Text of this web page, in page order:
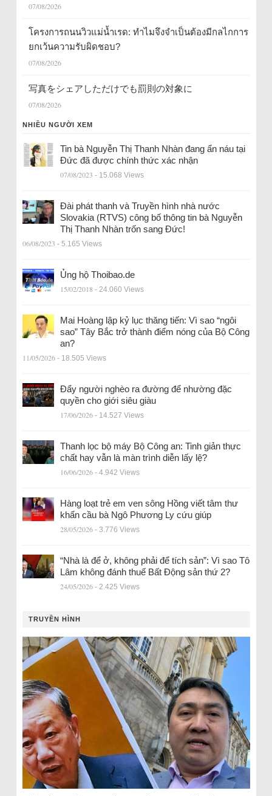
07/08/2026
โครงการถนนวิวแม่น้ำเรด: ทำไมจึงจำเป็นต้องมีกลไกการ
ยกเว้นความรับผิดชอบ?
07/08/2026
写真をシェアしただけでも罰則の対象に
07/08/2026
NHIỀU NGƯỜI XEM
Tin bà Nguyễn Thị Thanh Nhàn đang ẩn náu tại
Đức đã được chính thức xác nhận
07/08/2023 - 15.068 Views
Đài phát thanh và Truyền hình nhà nước
Slovakia (RTVS) công bố thông tin bà Nguyễn
Thị Thanh Nhàn trốn sang Đức!
06/08/2023 - 5.165 Views
Ủng hộ Thoibao.de
15/02/2018 - 24.060 Views
Mai Hoàng lập kỷ lục thăng tiến: Vì sao “ngôi
sao” Tây Bắc trở thành điểm nóng của Bộ Công
an?
11/05/2026 - 18.505 Views
Đẩy người nghèo ra đường để nhường đặc
quyền cho giới siêu giàu
17/06/2026 - 14.527 Views
Thanh lọc bộ máy Bộ Công an: Tinh giản thực
chất hay vẫn là màn trình diễn lấy lệ?
16/06/2026 - 4.942 Views
Hàng loạt trẻ em ven sông Hồng viết tâm thư
khẩn cầu bà Ngô Phương Ly cứu giúp
28/05/2026 - 3.776 Views
“Nhà là để ở, không phải để tích sản”: Vì sao Tô
Lâm không đánh thuế Bất Động sản thứ 2?
24/05/2026 - 2.425 Views
TRUYỀN HÌNH